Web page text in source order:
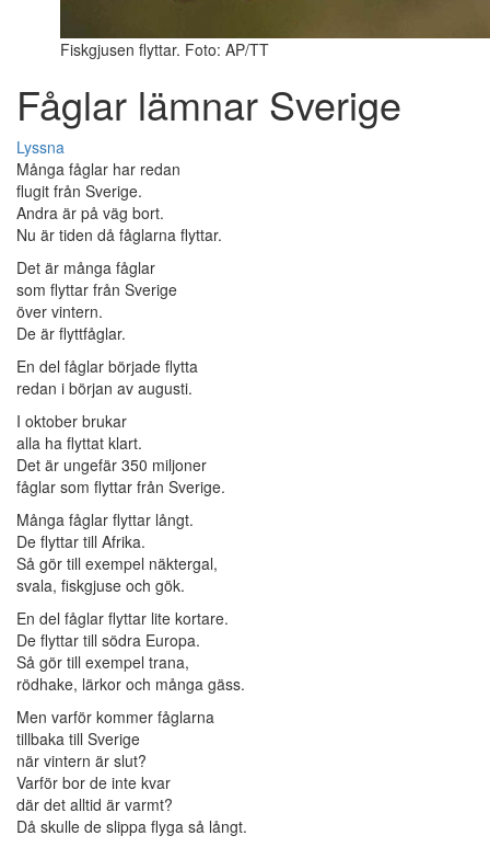
Fiskgjusen flyttar. Foto: AP/TT
Fåglar lämnar Sverige
Lyssna
Många fåglar har redan
flugit från Sverige.
Andra är på väg bort.
Nu är tiden då fåglarna flyttar.
Det är många fåglar
som flyttar från Sverige
över vintern.
De är flyttfåglar.
En del fåglar började flytta
redan i början av augusti.
I oktober brukar
alla ha flyttat klart.
Det är ungefär 350 miljoner
fåglar som flyttar från Sverige.
Många fåglar flyttar långt.
De flyttar till Afrika.
Så gör till exempel näktergal,
svala, fiskgjuse och gök.
En del fåglar flyttar lite kortare.
De flyttar till södra Europa.
Så gör till exempel trana,
rödhake, lärkor och många gäss.
Men varför kommer fåglarna
tillbaka till Sverige
när vintern är slut?
Varför bor de inte kvar
där det alltid är varmt?
Då skulle de slippa flyga så långt.